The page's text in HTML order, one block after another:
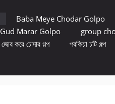
Baba Meye Chodar Golpo
Gud Marar Golpo group
জোর করে চোদার গল্প পরকিয়া চটি গল্প